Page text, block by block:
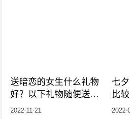
送暗恋的女生什么礼物
好？以下礼物随便送她
一款
2022-11-21
七
比
2022-